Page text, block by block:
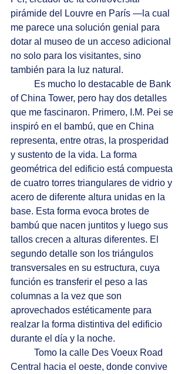
pirámide del Louvre en París —la cual
me parece una solución genial para
dotar al museo de un acceso adicional
no solo para los visitantes, sino
también para la luz natural.
of China Tower, pero hay dos detalles
que me fascinaron. Primero, I.M. Pei se
inspiró en el bambú, que en China
representa, entre otras, la prosperidad
y sustento de la vida. La forma
geométrica del edificio está compuesta
de cuatro torres triangulares de vidrio y
acero de diferente altura unidas en la
base. Esta forma evoca brotes de
bambú que nacen juntitos y luego sus
tallos crecen a alturas diferentes. El
segundo detalle son los triángulos
transversales en su estructura, cuya
función es transferir el peso a las
columnas a la vez que son
aprovechados estéticamente para
realzar la forma distintiva del edificio
durante el día y la noche.
Central hacia el oeste, donde convive